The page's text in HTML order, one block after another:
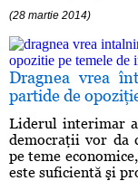
(28 martie 2014)
Dragnea vrea
partide de
Liderul interimar
democraţii vor da
pe teme
este suficientă şi